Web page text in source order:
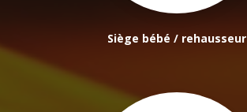
Siège bébé / rehausseur